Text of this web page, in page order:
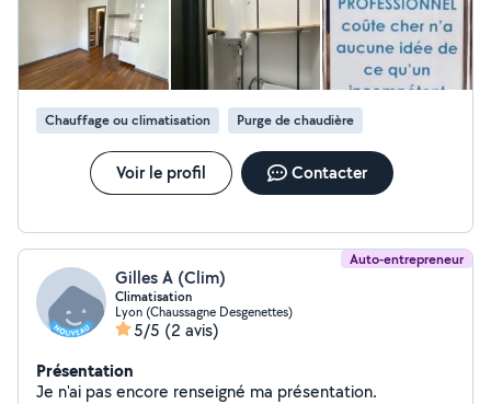
Chauffage ou climatisation Purge de chaudière
Voir le profil Contacter
Auto-entrepreneur
Gilles A (Clim)
Climatisation
Lyon (Chaussagne Desgenettes)
5/5 (2 avis)
Présentation
Je n'ai pas encore renseigné ma présentation.